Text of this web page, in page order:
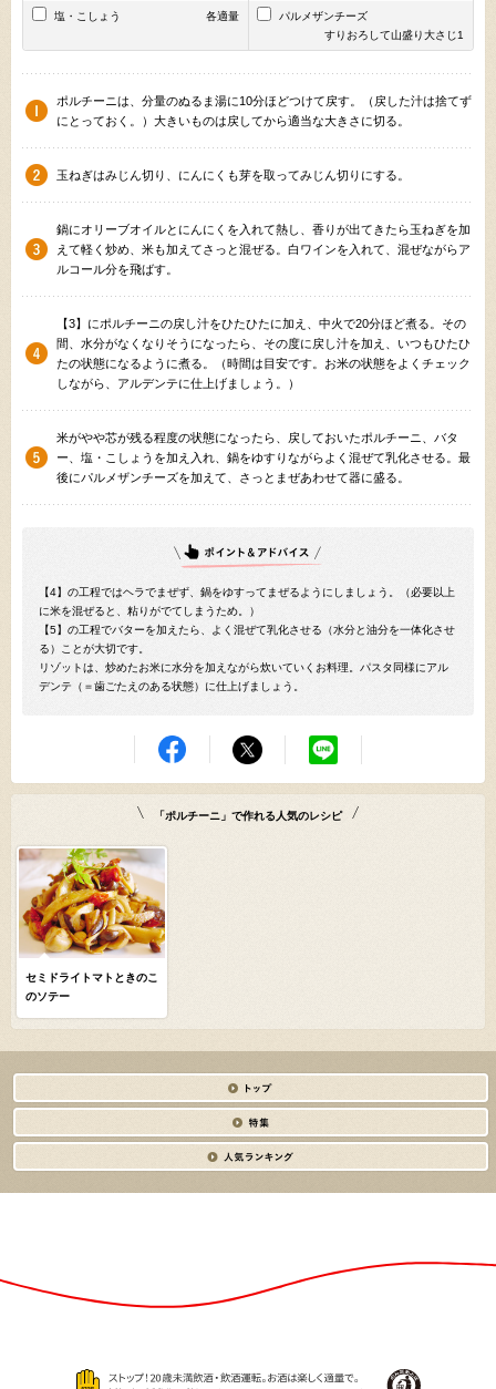
塩・こしょう 各適量
パルメザンチーズ
すりおろして山盛り大さじ1
ポルチーニは、分量のぬるま湯に10分ほどつけて戻す。（戻した汁は捨てず
にとっておく。）大きいものは戻してから適当な大きさに切る。
玉ねぎはみじん切り、にんにくも芽を取ってみじん切りにする。
鍋にオリーブオイルとにんにくを入れて熱し、香りが出てきたら玉ねぎを加
えて軽く炒め、米も加えてさっと混ぜる。白ワインを入れて、混ぜながらア
ルコール分を飛ばす。
【3】にポルチーニの戻し汁をひたひたに加え、中火で20分ほど煮る。その
間、水分がなくなりそうになったら、その度に戻し汁を加え、いつもひたひ
たの状態になるように煮る。（時間は目安です。お米の状態をよくチェック
しながら、アルデンテに仕上げましょう。）
米がやや芯が残る程度の状態になったら、戻しておいたポルチーニ、バタ
ー、塩・こしょうを加え入れ、鍋をゆすりながらよく混ぜて乳化させる。最
後にパルメザンチーズを加えて、さっとまぜあわせて器に盛る。
【4】の工程ではヘラでまぜず、鍋をゆすってまぜるようにしましょう。（必要以上
に米を混ぜると、粘りがでてしまうため。）
【5】の工程でバターを加えたら、よく混ぜて乳化させる（水分と油分を一体化させ
る）ことが大切です。
リゾットは、炒めたお米に水分を加えながら炊いていくお料理。パスタ同様にアル
デンテ（＝歯ごたえのある状態）に仕上げましょう。
「ポルチーニ」で作れる人気のレシピ
セミドライトマトときのこ
のソテー